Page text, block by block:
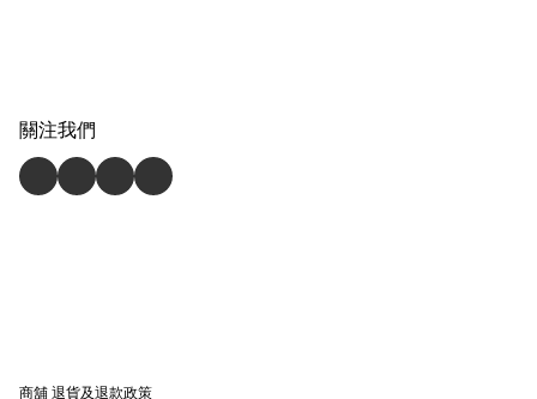
關注我們
商舖退貨及退款政策